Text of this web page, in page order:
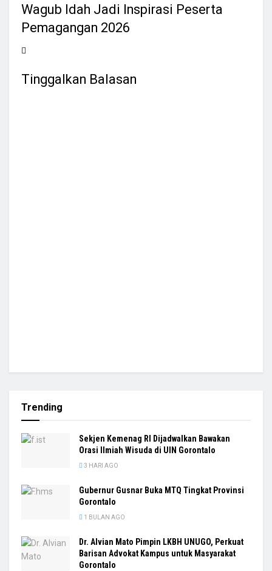
Wagub Idah Jadi Inspirasi Peserta
Pemagangan 2026
Tinggalkan Balasan
Trending
Sekjen Kemenag RI Dijadwalkan Bawakan
Orasi Ilmiah Wisuda di UIN Gorontalo
3 HARI AGO
Gubernur Gusnar Buka MTQ Tingkat Provinsi
Gorontalo
1 BULAN AGO
Dr. Alvian Mato Pimpin LKBH UNUGO, Perkuat
Barisan Advokat Kampus untuk Masyarakat
Gorontalo